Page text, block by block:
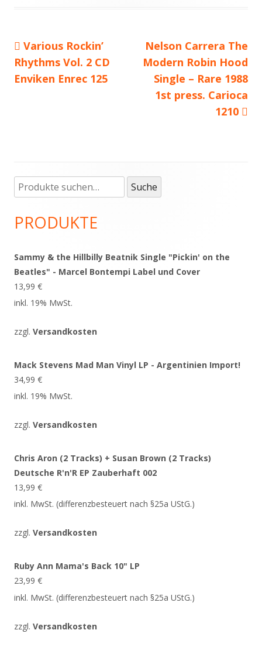
Beitragsnavigation
Vorheriger
Beitrag:
Various Rockin’
Rhythms Vol. 2 CD
Enviken Enrec 125
Nächster
Beitrag
Nelson Carrera The
Modern Robin Hood
Single – Rare 1988
1st press. Carioca
1210
Haupt-
Seitenleiste
Suche
nach:
Suche
PRODUKTE
Sammy & the Hillbilly Beatnik Single "Pickin' on the
Beatles" - Marcel Bontempi Label und Cover
13,99 €
inkl. 19% MwSt.
zzgl. Versandkosten
Mack Stevens Mad Man Vinyl LP - Argentinien Import!
34,99 €
inkl. 19% MwSt.
zzgl. Versandkosten
Chris Aron (2 Tracks) + Susan Brown (2 Tracks)
Deutsche R'n'R EP Zauberhaft 002
13,99 €
inkl. MwSt. (differenzbesteuert nach §25a UStG.)
zzgl. Versandkosten
Ruby Ann Mama's Back 10" LP
23,99 €
inkl. MwSt. (differenzbesteuert nach §25a UStG.)
zzgl. Versandkosten